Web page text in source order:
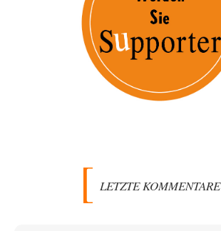
LETZTE KOMMENTARE